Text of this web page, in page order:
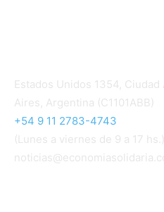
Estados Unidos 1354,
Aires, Argentina (C1101ABB)
+54 9 11 2783-4743
(Lunes a viernes de 9 a 17 hs.)